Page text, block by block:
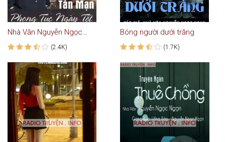
Nhà Văn Nguyễn Ngọc Ngạn Nói Về Phong Tục Ngày Tết
(2.4K)
Bóng người dưới trăng
(1.7K)